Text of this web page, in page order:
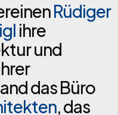
Rüdiger
ihre
und
das Büro
, das